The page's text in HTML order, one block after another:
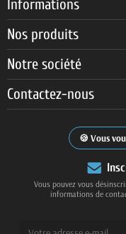
Informations
Nos produits
Notre société
Contactez-nous
Vous
Vous pouvez vous
informations de